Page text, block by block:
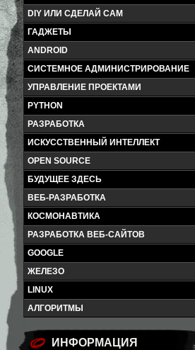
DIY ИЛИ СДЕЛАЙ САМ
ГАДЖЕТЫ
ANDROID
СИСТЕМНОЕ АДМИНИСТРИРОВАНИЕ
УПРАВЛЕНИЕ ПРОЕКТАМИ
PYTHON
РАЗРАБОТКА
ИСКУССТВЕННЫЙ ИНТЕЛЛЕКТ
OPEN SOURCE
БУДУЩЕЕ ЗДЕСЬ
ВЕБ-РАЗРАБОТКА
КОСМОНАВТИКА
РАЗРАБОТКА ВЕБ-САЙТОВ
GOOGLE
ЖЕЛЕЗО
LINUX
АЛГОРИТМЫ
ИНФОРМАЦИЯ